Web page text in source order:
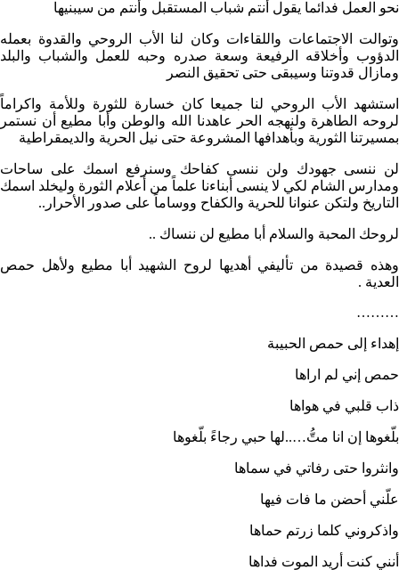
نحو العمل فدائما يقول أنتم شباب المستقبل وأنتم من سيبنيها
وتوالت الاجتماعات واللقاءات وكان لنا الأب الروحي والقدوة بعمله
الدؤوب وأخلاقه الرفيعة وسعة صدره وحبه للعمل والشباب والبلد
ومازال قدوتنا وسيبقى حتى تحقيق النصر
استشهد الأب الروحي لنا جميعا كان خسارة للثورة وللأمة واكراماً
لروحه الطاهرة ولنهجه الحر عاهدنا الله والوطن وأبا مطيع أن نستمر
بمسيرتنا الثورية وبأهدافها المشروعة حتى نيل الحرية والديمقراطية
لن ننسى جهودك ولن ننسى كفاحك وسنرفع اسمك على ساحات
ومدارس الشام لكي لا ينسى أبناءنا علماً من أعلام الثورة وليخلد اسمك
التاريخ ولتكن عنوانا للحرية والكفاح ووساماً على صدور الأحرار..
لروحك المحبة والسلام أبا مطيع لن ننساك ..
وهذه قصيدة من تأليفي أهديها لروح الشهيد أبا مطيع ولأهل حمص
العدية .
………
إهداء إلى حمص الحبيبة
حمص إني لم اراها
ذاب قلبي في هواها
بلّغوها إن انا متُّ…..لها حبي رجاءً بلّغوها
وانثروا حتى رفاتي في سماها
علّني أحضن ما فات فيها
واذكروني كلما زرتم حماها
أنني كنت أريد الموت فداها